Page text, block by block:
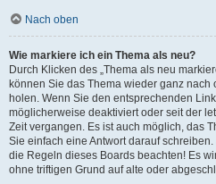
Nach oben
Wie markiere ich ein Thema als neu?
Durch Klicken des „Thema als neu
können Sie das Thema wieder ganz
holen. Wenn Sie den entsprechenden
möglicherweise deaktiviert oder seit der
Zeit vergangen. Es ist auch möglich, das
Sie einfach eine Antwort darauf
die Regeln dieses Boards beachten! Es
ohne triftigen Grund auf alte oder